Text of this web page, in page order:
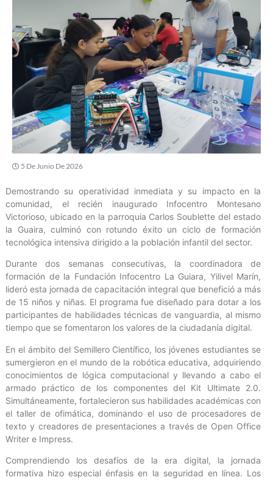
5 De Junio De 2026
‎Demostrando su operatividad inmediata y su impacto en la
comunidad, el recién inaugurado Infocentro Montesano
Victorioso, ubicado en la parroquia Carlos Soublette del estado
la Guaira, culminó con rotundo éxito un ciclo de formación
tecnológica intensiva dirigido a la población infantil del sector.
‎Durante dos semanas consecutivas, la coordinadora de
formación de la Fundación Infocentro La Guiara, Yilivel Marín,
lideró esta jornada de capacitación integral que benefició a más
de 15 niños y niñas. El programa fue diseñado para dotar a los
participantes de habilidades técnicas de vanguardia, al mismo
tiempo que se fomentaron los valores de la ciudadanía digital.
‎En el ámbito del Semillero Científico, los jóvenes estudiantes se
sumergieron en el mundo de la robótica educativa, adquiriendo
conocimientos de lógica computacional y llevando a cabo el
armado práctico de los componentes del Kit Ultimate 2.0.
Simultáneamente, fortalecieron sus habilidades académicas con
el taller de ofimática, dominando el uso de procesadores de
texto y creadores de presentaciones a través de Open Office
Writer e Impress.
Comprendiendo los desafíos de la era digital, la jornada
formativa hizo especial énfasis en la seguridad en línea. Los